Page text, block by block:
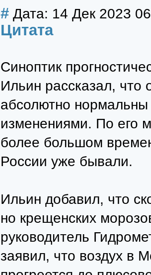
# Дата: 14 Дек 2023
Цитата
Синоптик
Ильин рассказал,
абсолютно нормальны
изменениями. По его
более большом
России уже бывали.
Ильин добавил, что
но крещенских
руководитель
заявил, что воздух в